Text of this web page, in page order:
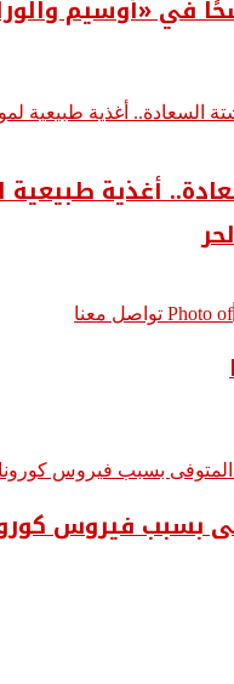
أغذية
بسبب فيروس